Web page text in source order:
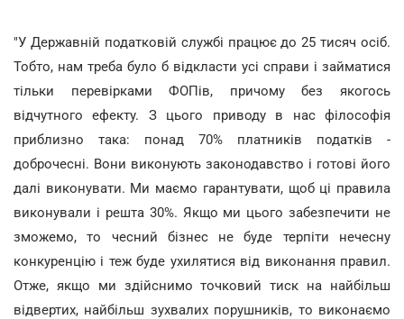
"У Державній податковій службі працює до 25 тисяч осіб.
Тобто, нам треба було б відкласти усі справи і займатися
тільки перевірками ФОПів, причому без якогось
відчутного ефекту. З цього приводу в нас філософія
приблизно така: понад 70% платників податків -
доброчесні. Вони виконують законодавство і готові його
далі виконувати. Ми маємо гарантувати, щоб ці правила
виконували і решта 30%. Якщо ми цього забезпечити не
зможемо, то чесний бізнес не буде терпіти нечесну
конкуренцію і теж буде ухилятися від виконання правил.
Отже, якщо ми здійснимо точковий тиск на найбільш
відвертих, найбільш зухвалих порушників, то виконаємо